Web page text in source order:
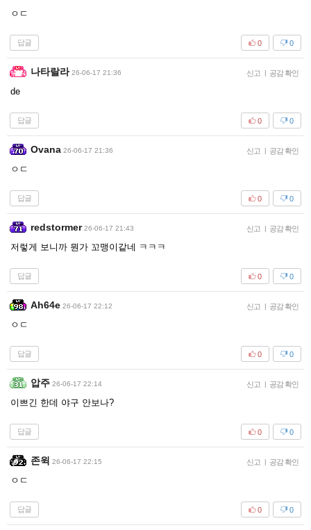
ㅇㄷ
답글 0
0
나타랄라 26-06-17 21:36 신고 | 공감 확인
de
답글 0
0
Ovana 26-06-17 21:36 신고 | 공감 확인
ㅇㄷ
답글 0
0
redstormer 26-06-17 21:43 신고 | 공감 확인
저렇게 보니까 뭔가 꼬맹이같네 ㅋㅋㅋ
답글 0
0
Ah64e 26-06-17 22:12 신고 | 공감 확인
ㅇㄷ
답글 0
0
압주 26-06-17 22:14 신고 | 공감 확인
이쁘긴 한데 야구 안보나?
답글 0
0
존윅 26-06-17 22:15 신고 | 공감 확인
ㅇㄷ
답글 0
0